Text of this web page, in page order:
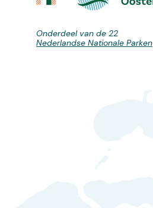
Onderdeel van de 22
Nederlandse Nationale Parken